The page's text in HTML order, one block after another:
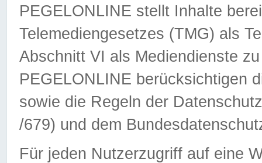
PEGELONLINE stellt Inhalte
Telemediengesetzes (TMG) als
Abschnitt VI als Mediendienste
PEGELONLINE berücksichtigen
sowie die Regeln der
/679) und dem
Für jeden Nutzerzugriff auf eine